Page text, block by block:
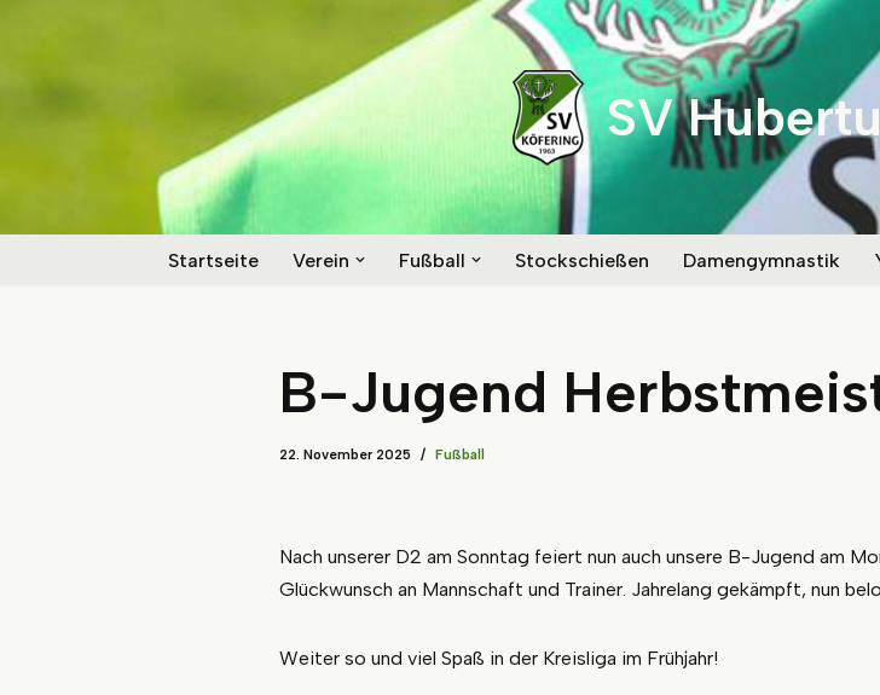
SV
Startseite Verein Fußball Stockschießen Damengymnastik
B-Jugend
22. November 2025 Fußball
Nach unserer D2 am Sonntag feiert nun auch unsere B-Jugend am
Glückwunsch an Mannschaft und Trainer. Jahrelang gekämpft, nun
Weiter so und viel Spaß in der Kreisliga im Frühjahr!